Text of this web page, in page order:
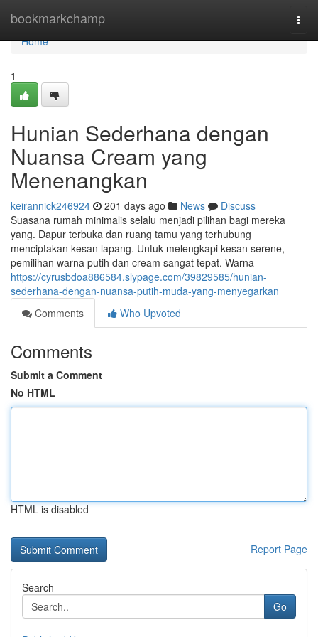
bookmarkchamp
Home
Home
1
Hunian Sederhana dengan
Nuansa Cream yang
Menenangkan
keirannick246924 201 days ago News
Discuss
Suasana rumah minimalis selalu menjadi pilihan bagi mereka
yang. Dapur terbuka dan ruang tamu yang terhubung
menciptakan kesan lapang. Untuk melengkapi kesan serene,
pemilihan warna putih dan cream sangat tepat. Warna
https://cyrusbdoa886584.slypage.com/39829585/hunian-
sederhana-dengan-nuansa-putih-muda-yang-menyegarkan
Comments
Who Upvoted
Comments
Submit a Comment
No HTML
HTML is disabled
Report Page
Search
Go